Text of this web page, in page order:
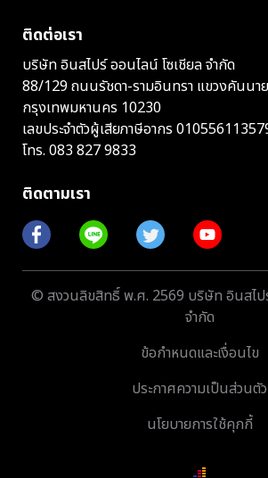
ติดต่อเรา
บริษัท อินสไปร์ ออนไลน์ โซเชียล จำกัด
88/129 ถนนรัชดา-รามอินทรา แขวงคันนาย
กรุงเทพมหานคร 10230
เลขประจำตัวผู้เสียภาษีอากร
โทร. 083 827 9833
ติดตามเรา
© สงวนลิขสิทธิ์ พ.ศ. 2569 บริษัท อินสไป
จำกัด
ข้อกำหนดและเงื่อนไข
ประกาศความเป็นส่วนตัว
นโยบายการใช้คุกกี้